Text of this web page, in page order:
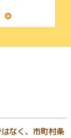
なく、市町村条